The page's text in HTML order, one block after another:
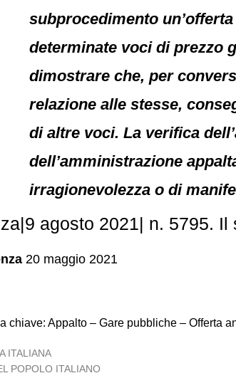
subprocedimento
determinate voci di prezzo
dimostrare che, per
relazione alle stesse,
di altre voci. La verifica
dell’amministrazione
irragionevolezza o di
agosto 2021| n. 5795. Il
20 maggio 2021
chiave: Appalto – Gare pubbliche – Offerta
ITALIANA
POPOLO ITALIANO